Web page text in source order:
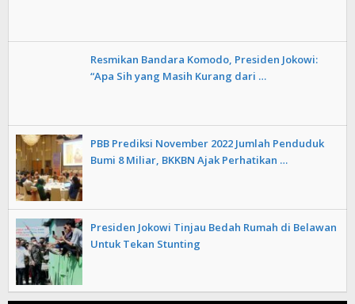
Resmikan Bandara Komodo, Presiden Jokowi:
“Apa Sih yang Masih Kurang dari …
PBB Prediksi November 2022 Jumlah Penduduk
Bumi 8 Miliar, BKKBN Ajak Perhatikan …
Presiden Jokowi Tinjau Bedah Rumah di Belawan
Untuk Tekan Stunting